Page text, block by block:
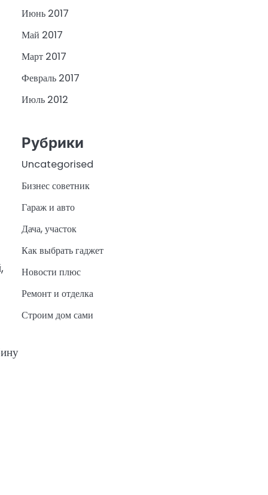
Июнь 2017
Май 2017
Март 2017
Февраль 2017
Июль 2012
Рубрики
Uncategorised
Бизнес советник
Гараж и авто
Дача, участок
Как выбрать гаджет
Новости плюс
Ремонт и отделка
Строим дом сами